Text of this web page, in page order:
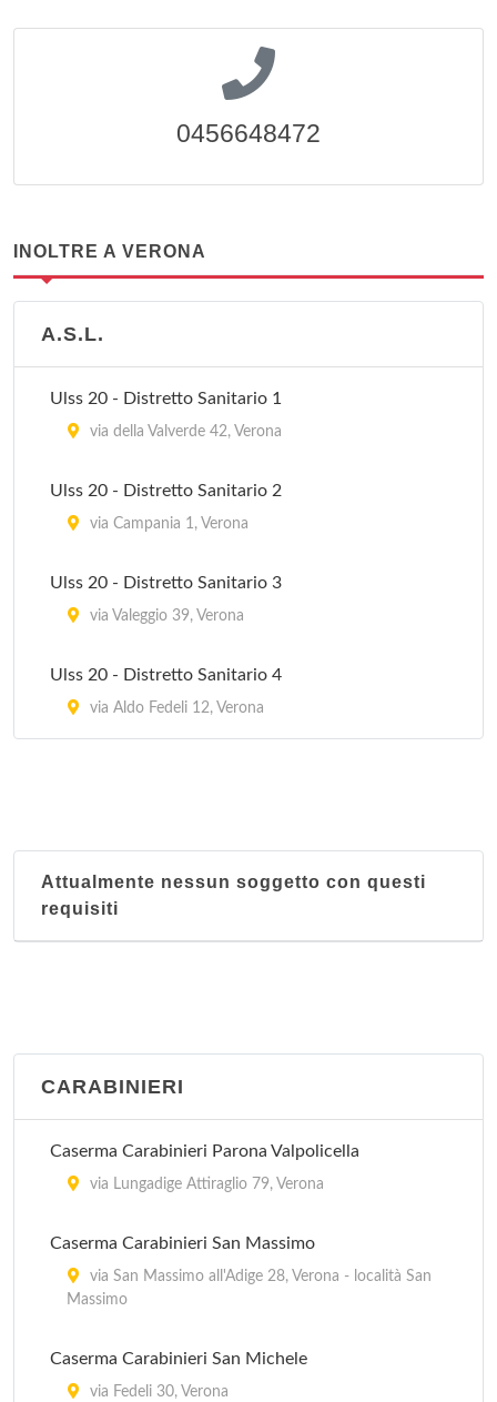
0456648472
INOLTRE A VERONA
A.S.L.
Ulss 20 - Distretto Sanitario 1
via della Valverde 42, Verona
Ulss 20 - Distretto Sanitario 2
via Campania 1, Verona
Ulss 20 - Distretto Sanitario 3
via Valeggio 39, Verona
Ulss 20 - Distretto Sanitario 4
via Aldo Fedeli 12, Verona
Attualmente nessun soggetto con questi
requisiti
CARABINIERI
Caserma Carabinieri Parona Valpolicella
via Lungadige Attiraglio 79, Verona
Caserma Carabinieri San Massimo
via San Massimo all'Adige 28, Verona - località San
Massimo
Caserma Carabinieri San Michele
via Fedeli 30, Verona